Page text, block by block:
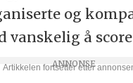
og
vanskelig å